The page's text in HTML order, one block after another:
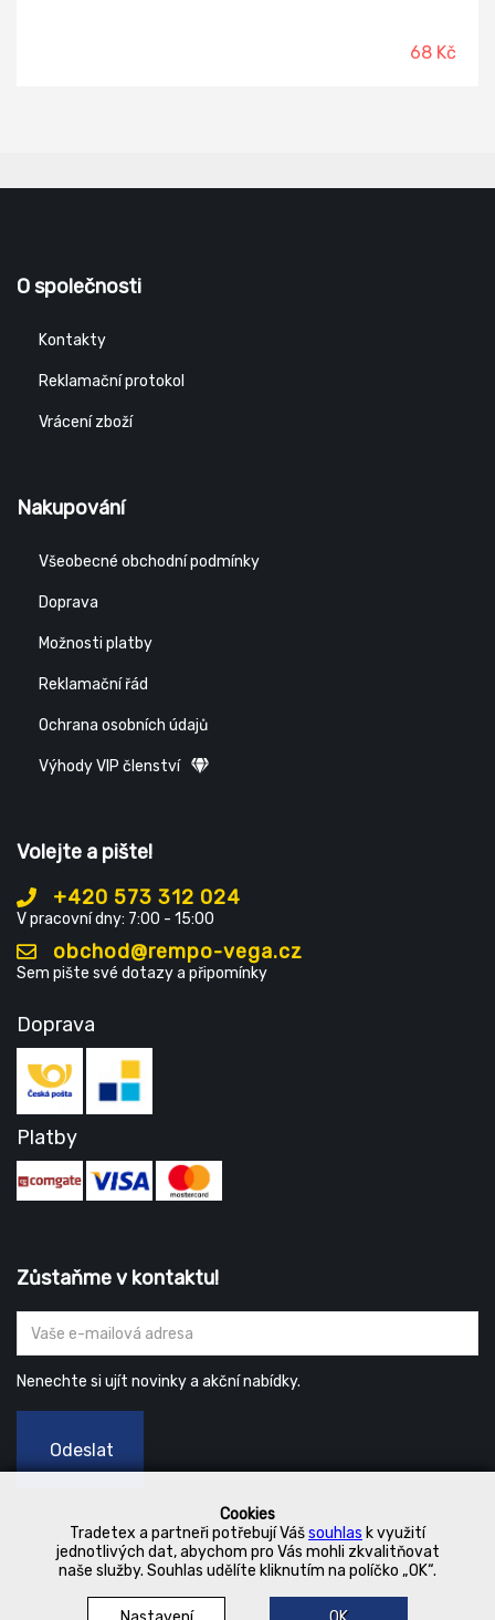
Cookies
Tradetex a partneři potřebují Vášsouhlas k využití
jednotlivých dat, abychom pro Vás mohli zkvalitňovat
naše služby. Souhlas udělíte kliknutím na políčko „OK“.
68 Kč
O společnosti
Kontakty
Reklamační protokol
Vrácení zboží
Nakupování
Všeobecné obchodní podmínky
Doprava
Možnosti platby
Reklamační řád
Ochrana osobních údajů
Výhody VIP členství
Volejte a pište!
+420 573 312 024
V pracovní dny: 7:00 - 15:00
obchod@rempo-vega.cz
Sem pište své dotazy a připomínky
Doprava
Platby
Zůstaňme v kontaktu!
Nenechte si ujít novinky a akční nabídky.
Odeslat